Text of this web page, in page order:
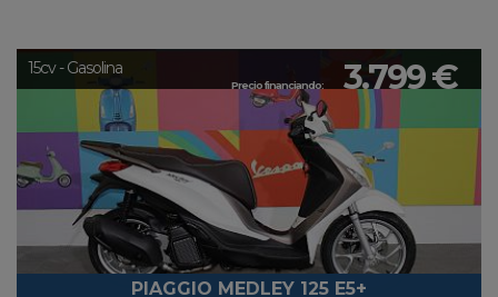
Precio financiando: 3.799 €
15cv - Gasolina
PIAGGIO MEDLEY 125 E5+